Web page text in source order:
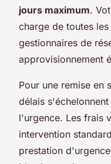
jours maximum.
charge de toutes
gestionnaires de
approvisionnement
Pour une remise en
délais
l'urgence. Les frais
intervention
prestation